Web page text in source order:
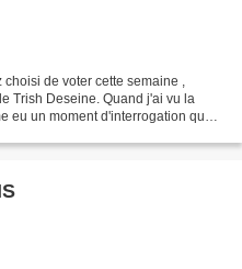
de voter cette semaine ,
Trish Deseine. Quand j'ai vu la
eu un moment d'interrogation quant